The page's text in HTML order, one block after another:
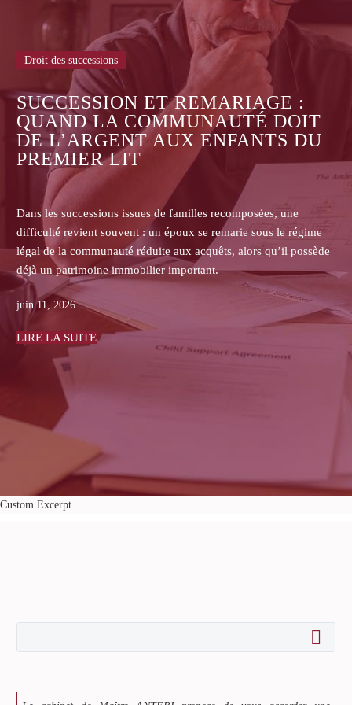
:
DOIT
DU
une
sous le régime
qu’il possède
Droit des successions
ASSURANCE-VIE :
LES ASSUREURS
DE COMMUNIQUER
CONTRATS AUX
BÉNÉFICIAIRES ?
Dans les successions, les héritiers non
assurance-vie se heurtent souvent au refus
transmettre le contrat, la clause
primes ou les pièces de gestion.
LIRE LA SUITE
Custom Excerpt